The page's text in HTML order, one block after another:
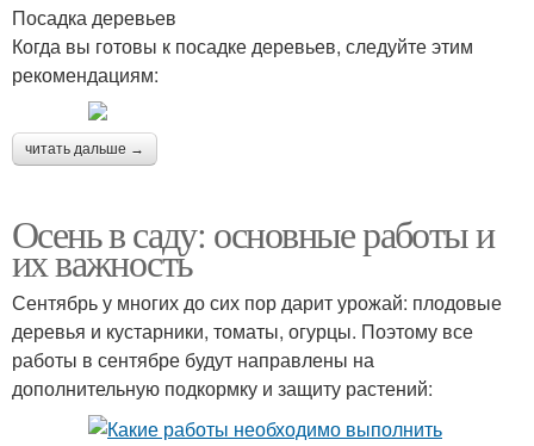
Посадка деревьев
Когда вы готовы к посадке деревьев, следуйте этим
рекомендациям:
читать дальше →
Осень в саду: основные работы и
их важность
Сентябрь у многих до сих пор дарит урожай: плодовые
деревья и кустарники, томаты, огурцы. Поэтому все
работы в сентябре будут направлены на
дополнительную подкормку и защиту растений: